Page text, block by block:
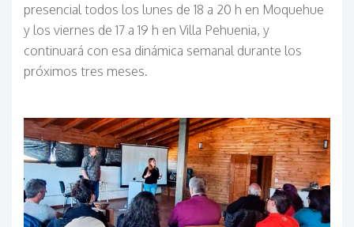
presencial todos los lunes de 18 a 20 h en Moquehue
y los viernes de 17 a 19 h en Villa Pehuenia, y
continuará con esa dinámica semanal durante los
próximos tres meses.